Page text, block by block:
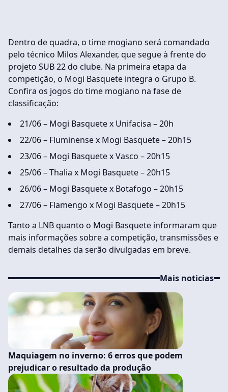
Dentro de quadra, o time mogiano será comandado
pelo técnico Milos Alexander, que segue à frente do
projeto SUB 22 do clube. Na primeira etapa da
competição, o Mogi Basquete integra o Grupo B.
Confira os jogos do time mogiano na fase de
classificação:
21/06 – Mogi Basquete x Unifacisa – 20h
22/06 – Fluminense x Mogi Basquete – 20h15
23/06 – Mogi Basquete x Vasco – 20h15
25/06 – Thalia x Mogi Basquete – 20h15
26/06 – Mogi Basquete x Botafogo – 20h15
27/06 – Flamengo x Mogi Basquete – 20h15
Tanto a LNB quanto o Mogi Basquete informaram que
mais informações sobre a competição, transmissões e
demais detalhes da serão divulgadas em breve.
Mais noticias
Maquiagem no inverno: 6 erros que podem
prejudicar o resultado da produção